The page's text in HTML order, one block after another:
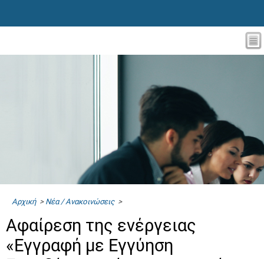
Αρχική> Νέα / Ανακοινώσεις>
Αφαίρεση της ενέργειας
«Εγγραφή με Εγγύηση